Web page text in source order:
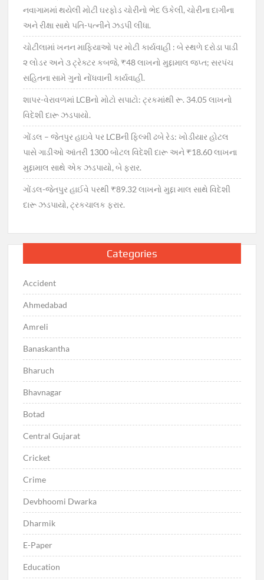
નવાગામમાં થયેલી મોટી ઘરફોડ ચોરીનો ભેદ ઉકેલી, ચોરીના દાગીના
અને રીક્ષા સાથે પતિ-પત્નીને ઝડપી લીધા.
ચોટીલામાં ખનન માફિયાઓ પર મોટી કાર્યવાહી : બે સ્થળે દરોડા પાડી
૨ લોડર અને ૩ ટ્રેક્ટર કબજે, ₹48 લાખનો મુદ્દામાલ જપ્ત; સરપંચ
સહિતના સામે ગુનો નોંધવાની કાર્યવાહી.
શાપર-વેરાવળમાં LCBનો મોટો સપાટો: ટ્રકમાંથી રૂ. 34.05 લાખનો
વિદેશી દારૂ ઝડપાયો.
ગોંડલ – જેતપુર હાઇવે પર LCBની ફિલ્મી ઢબે રેડ: ખોડીયાર હોટલ
પાસે ગાડીઓ આંતરી 1300 બોટલ વિદેશી દારૂ અને ₹18.60 લાખના
મુદ્દામાલ સાથે એક ઝડપાયો, બે ફરાર.
ગોંડલ-જેતપુર હાઈવે પરથી ₹89.32 લાખનો મુદ્દા માલ સાથે વિદેશી
દારૂ ઝડપાયો, ટ્રકચાલક ફરાર.
Categories
Accident
Ahmedabad
Amreli
Banaskantha
Bharuch
Bhavnagar
Botad
Central Gujarat
Cricket
Crime
Devbhoomi Dwarka
Dharmik
E-Paper
Education